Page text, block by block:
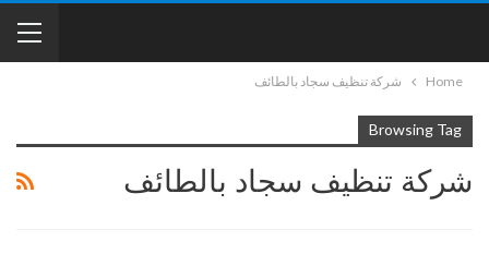
Home شركة تنظيف سجاد بالطائف
Browsing Tag
شركة تنظيف سجاد بالطائف